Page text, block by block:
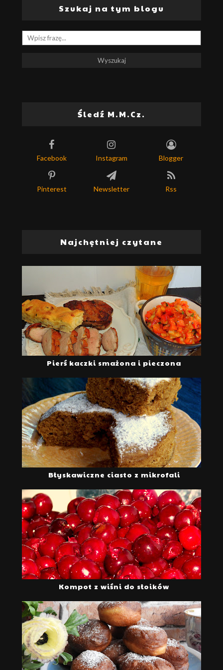
Szukaj na tym blogu
Śledź M.M.Cz.
Facebook Instagram Blogger
Pinterest Newsletter Rss
Najchętniej czytane
Pierś kaczki smażona i pieczona
Błyskawiczne ciasto z mikrofali
Kompot z wiśni do słoików